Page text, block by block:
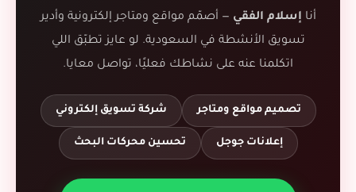
أنا إسلام الفقي — أصمّم مواقع ومتاجر إلكترونية وأدير
تسويق الأنشطة في السعودية. لو عايز تطبّق اللي
اتكلمنا عنه على نشاطك فعليًا، تواصل معايا.
تصميم مواقع ومتاجر شركة تسويق إلكتروني
إعلانات جوجل تحسين محركات البحث